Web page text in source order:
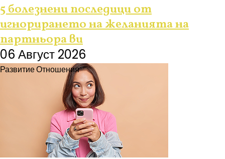
5 болезнени последици от
игнорирането на желанията на
партньора ви
06 Август 2026
РазвитиеОтношения